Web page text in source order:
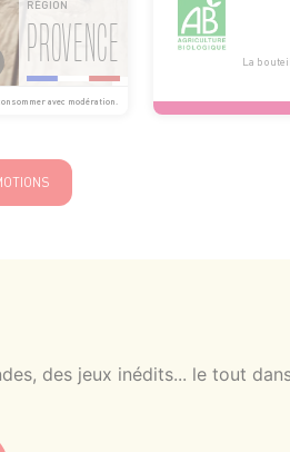
RÉGION
PROVENCE
avec modération.
La
des jeux inédits... le tout